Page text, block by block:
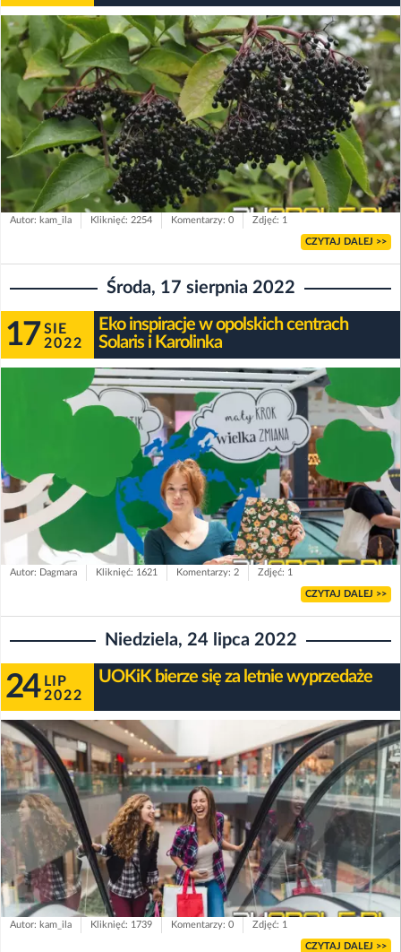
Autor: kam_ila Kliknięć: 2254 Komentarzy: 0 Zdjęć: 1
CZYTAJ DALEJ >>
Środa, 17 sierpnia 2022
17 SIE
2022
Eko inspiracje w opolskich centrach
Solaris i Karolinka
Autor: Dagmara Kliknięć: 1621 Komentarzy: 2 Zdjęć: 1
CZYTAJ DALEJ >>
Niedziela, 24 lipca 2022
24 LIP
2022
UOKiK bierze się za letnie wyprzedaże
Autor: kam_ila Kliknięć: 1739 Komentarzy: 0 Zdjęć: 1
CZYTAJ DALEJ >>